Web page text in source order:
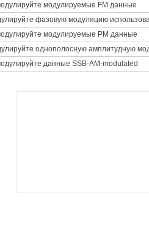
модулируемые FM данные
фазовую модуляцию
модулируемые PM данные
однополосную амплитудную
данные SSB-AM-modulated